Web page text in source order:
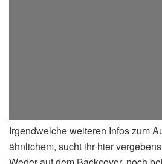
Irgendwelche weiteren Infos zum
ähnlichem, sucht ihr hier